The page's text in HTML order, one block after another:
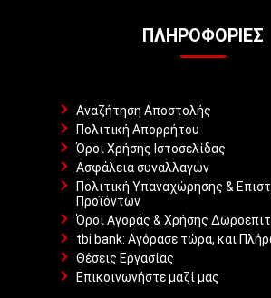
ΠΛΗΡΟΦΟΡΊΕΣ
Αναζήτηση Αποστολής
Πολιτική Απορρήτου
Όροι Χρήσης Ιστοσελίδας
Ασφάλεια συναλλαγών
Πολιτική Υπαναχώρησης &
Προϊόντων
Όροι Αγοράς & Χρήσης
tbi bank: Αγόρασε τώρα, και
Θέσεις Εργασίας
Επικοινωνήστε μαζί μας